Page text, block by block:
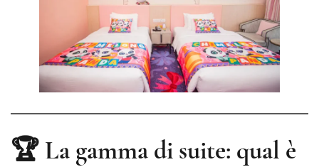
🏆 La gamma di suite: qual è